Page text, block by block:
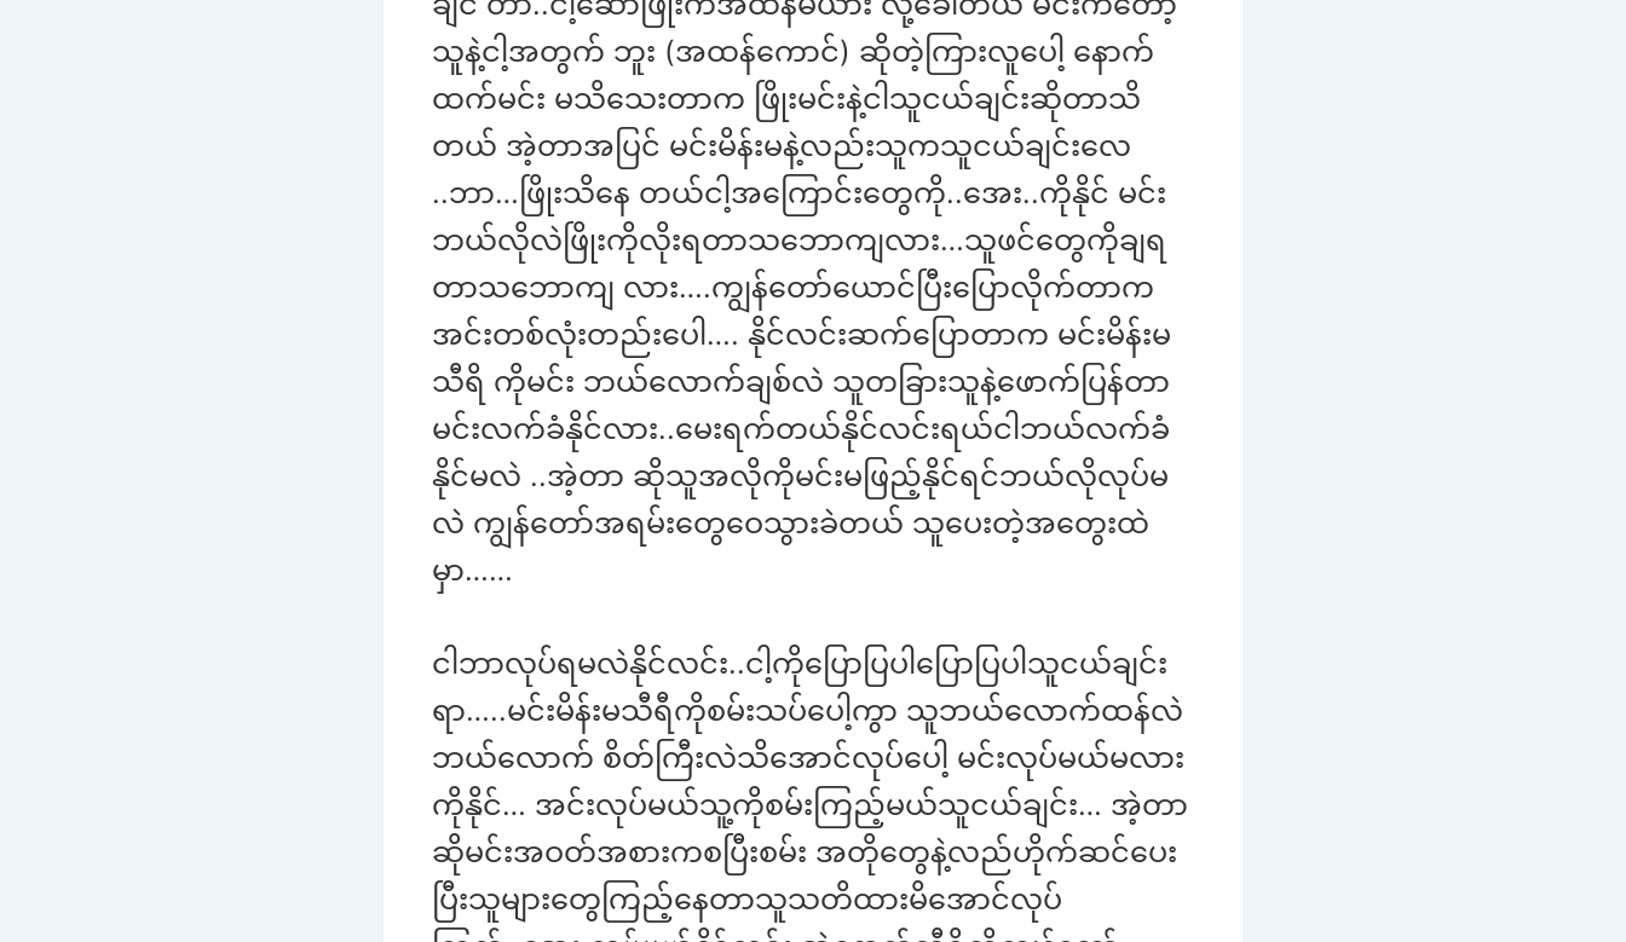
သူနဲ့ငါ့အတွက် ဘူး (အထန်ကောင်) ဆိုတဲ့ကြားလူပေါ့ နောက်
ထက်မင်း မသိသေးတာက ဖြိုးမင်းနဲ့ငါသူငယ်ချင်းဆိုတာသိ
တယ် အဲ့တာအပြင် မင်းမိန်းမနဲ့လည်းသူကသူငယ်ချင်းလေ
..ဘာ…ဖြိုးသိနေ တယ်ငါ့အကြောင်းတွေကို..အေး..ကိုနိုင် မင်း
ဘယ်လိုလဲဖြိုးကိုလိုးရတာသဘောကျလား…သူဖင်တွေကိုချရ
တာသဘောကျ လား….ကျွန်တော်ယောင်ပြီးပြောလိုက်တာက
အင်းတစ်လုံးတည်းပေါ…. နိုင်လင်းဆက်ပြောတာက မင်းမိန်းမ
သီရိ ကိုမင်း ဘယ်လောက်ချစ်လဲ သူတခြားသူနဲ့ဖောက်ပြန်တာ
မင်းလက်ခံနိုင်လား..မေးရက်တယ်နိုင်လင်းရယ်ငါဘယ်လက်ခံ
နိုင်မလဲ ..အဲ့တာ ဆိုသူအလိုကိုမင်းမဖြည့်နိုင်ရင်ဘယ်လိုလုပ်မ
လဲ ကျွန်တော်အရမ်းတွေဝေသွားခဲတယ် သူပေးတဲ့အတွေးထဲ
မှာ……
ငါဘာလုပ်ရမလဲနိုင်လင်း..ငါ့ကိုပြောပြပါပြောပြပါသူငယ်ချင်း
ရာ…..မင်းမိန်းမသီရီကိုစမ်းသပ်ပေါ့ကွာ သူဘယ်လောက်ထန်လဲ
ဘယ်လောက် စိတ်ကြီးလဲသိအောင်လုပ်ပေါ့ မင်းလုပ်မယ်မလား
ကိုနိုင်… အင်းလုပ်မယ်သူ့ကိုစမ်းကြည့်မယ်သူငယ်ချင်း… အဲ့တာ
ဆိုမင်းအဝတ်အစားကစပြီးစမ်း အတိုတွေနဲ့လည်ဟိုက်ဆင်ပေး
ပြီးသူများတွေကြည့်နေတာသူသတိထားမိအောင်လုပ်